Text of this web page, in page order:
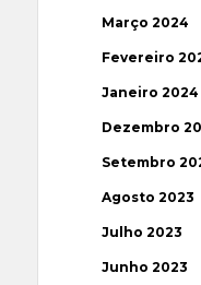
Março 2024
Fevereiro
Janeiro 2024
Dezembro
Setembro
Agosto 2023
Julho 2023
Junho 2023